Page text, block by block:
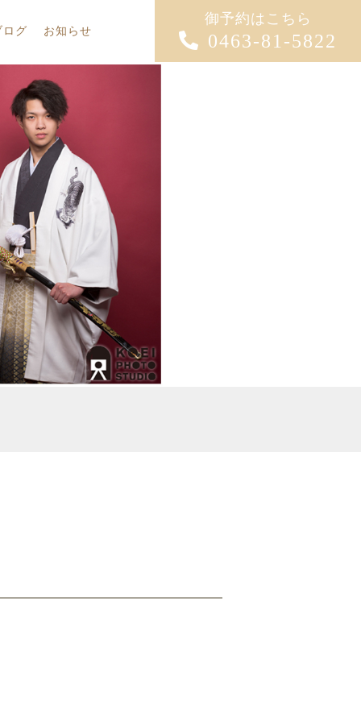
ログ お知らせ
御予約はこちら
0463-81-5822